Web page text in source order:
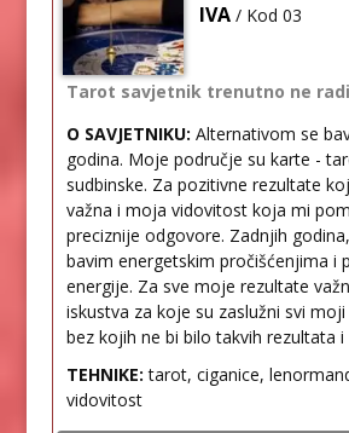
IVA / Kod 03
Tarot savjetnik trenutno ne radi
O SAVJETNIKU: Alternativom se
godina. Moje područje su karte -
sudbinske. Za pozitivne rezultate
važna i moja vidovitost koja mi
preciznije odgovore. Zadnjih
bavim energetskim pročišćenjima i
energije. Za sve moje rezultate
iskustva za koje su zaslužni svi
bez kojih ne bi bilo takvih rezultata i
TEHNIKE: tarot, ciganice,
vidovitost